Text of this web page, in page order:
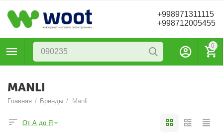
+998971311115
+998712005455
0
MANLI
Главная / Бренды / Manli
От А до Я